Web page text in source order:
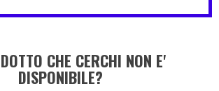
CHE CERCHI NON E'
DISPONIBILE?